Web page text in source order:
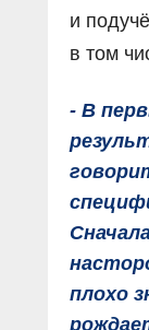
и
в том
- В
плохо